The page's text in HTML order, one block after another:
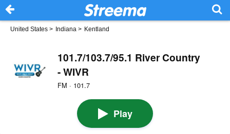
United States > Indiana > Kentland
101.7/103.7/95.1 River Country
- WIVR
FM · 101.7
Play